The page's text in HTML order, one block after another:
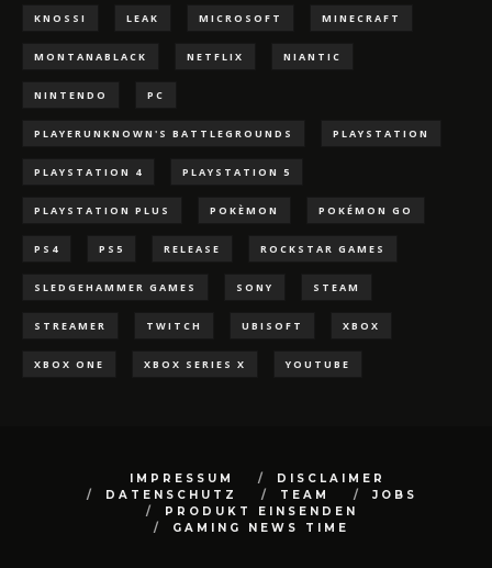
KNOSSI LEAK MICROSOFT MINECRAFT
MONTANABLACK NETFLIX NIANTIC
NINTENDO PC
PLAYERUNKNOWN'S BATTLEGROUNDS PLAYSTATION
PLAYSTATION 4 PLAYSTATION 5
PLAYSTATION PLUS POKÈMON POKÉMON GO
PS4 PS5 RELEASE ROCKSTAR GAMES
SLEDGEHAMMER GAMES SONY STEAM
STREAMER TWITCH UBISOFT XBOX
XBOX ONE XBOX SERIES X YOUTUBE
IMPRESSUM
DISCLAIMER
DATENSCHUTZ
TEAM
JOBS
PRODUKT EINSENDEN
GAMING NEWS TIME